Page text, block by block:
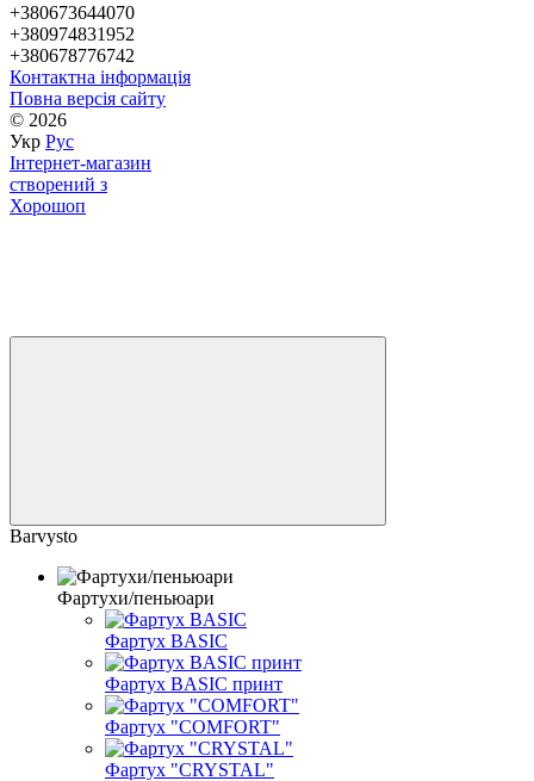
+380673644070
+380974831952
+380678776742
Контактна інформація
Повна версія сайту
© 2026
Укр Рус
Інтернет-магазин
створений з
Хорошоп
Barvysto
Фартухи/пеньюари
Фартух BASIC
Фартух BASIC принт
Фартух "COMFORT"
Фартух "CRYSTAL"